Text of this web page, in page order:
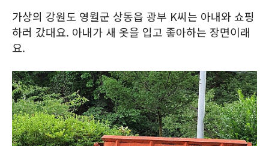
가상의 강원도 영월군 상동읍 광부 K씨는 아내와 쇼핑
하러 갔대요. 아내가 새 옷을 입고 좋아하는 장면이래
요.